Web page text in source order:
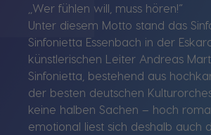
,,Wer fühlen will, muss hören!“
Unter diesem Motto stand das
Sinfonietta Essenbach in der
künstleri­schen Leiter Andreas
Sinfonietta, bestehend aus
der besten deutschen
keine halben Sachen – hoch
emotional liest sich deshalb auch